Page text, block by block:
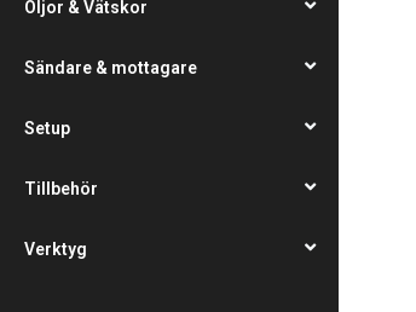
Oljor & Vätskor
Sändare & mottagare
Setup
Tillbehör
Verktyg